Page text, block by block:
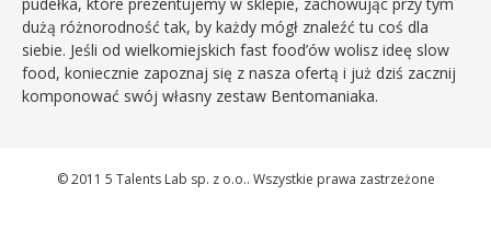
pudełka, które prezentujemy w sklepie, zachowując przy tym
dużą różnorodność tak, by każdy mógł znaleźć tu coś dla
siebie. Jeśli od wielkomiejskich fast food’ów wolisz ideę slow
food, koniecznie zapoznaj się z nasza ofertą i już dziś zacznij
komponować swój własny zestaw Bentomaniaka.
© 2011 5 Talents Lab sp. z o.o.. Wszystkie prawa zastrzeżone